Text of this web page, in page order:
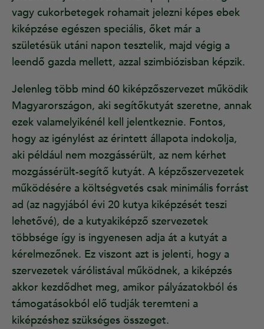
vagy cukorbetegek rohamait jelezni képes ebek
kiképzése egészen speciális, őket már a
születésük utáni napon tesztelik, majd végig a
leendő gazda mellett, azzal szimbiózisban képzik.
Jelenleg több mind 60 kiképzőszervezet működik
Magyarországon, aki segítőkutyát szeretne, annak
ezek valamelyikénél kell jelentkeznie. Fontos,
hogy az igénylést az érintett állapota indokolja,
aki például nem mozgássérült, az nem kérhet
mozgássérült-segítő kutyát. A képzőszervezetek
működésére a költségvetés csak minimális forrást
ad (az nagyjából évi 20 kutya kiképzését teszi
lehetővé), de a kutyakiképző szervezetek
többsége így is ingyenesen adja át a kutyát a
kérelmezőnek. Ez viszont azt is jelenti, hogy a
szervezetek várólistával működnek, a kiképzés
akkor kezdődhet meg, amikor pályázatokból és
támogatásokból elő tudják teremteni a
kiképzéshez szükséges összeget.